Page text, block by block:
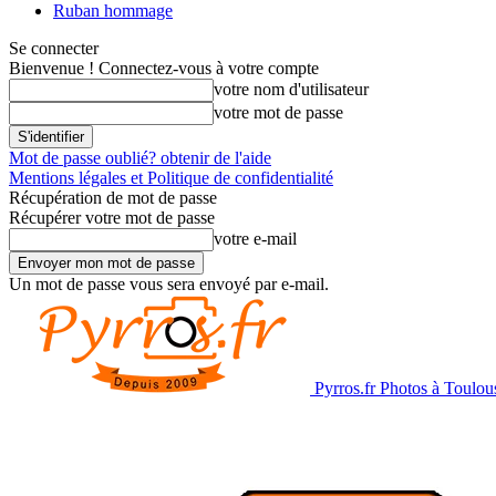
Ruban hommage
Se connecter
Bienvenue ! Connectez-vous à votre compte
votre nom d'utilisateur
votre mot de passe
Mot de passe oublié? obtenir de l'aide
Mentions légales et Politique de confidentialité
Récupération de mot de passe
Récupérer votre mot de passe
votre e-mail
Un mot de passe vous sera envoyé par e-mail.
Pyrros.fr Photos à